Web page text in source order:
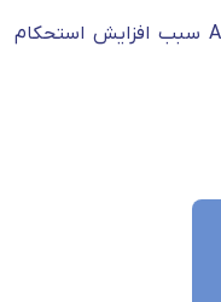
میلگرد A4 در دسته میلگردهای سخت، شکننده و مورد مصرف در ساختمان سازی است. استفاده از میلگرد A4 سبب افزایش استحکام